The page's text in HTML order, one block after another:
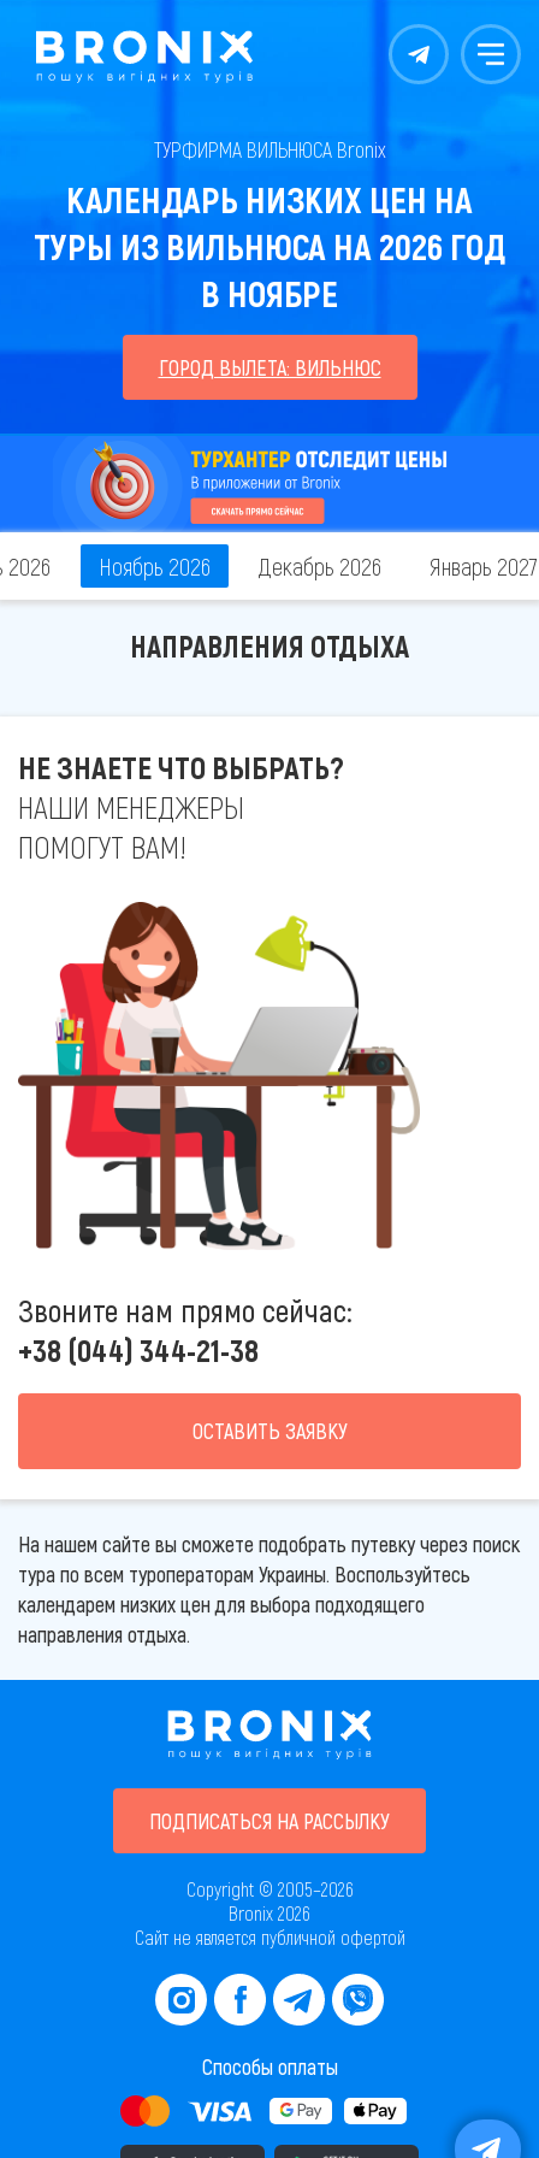
Контакты Меню
ТУРФИРМА ВИЛЬНЮСА Bronix
КАЛЕНДАРЬ НИЗКИХ ЦЕН НА
ТУРЫ ИЗ ВИЛЬНЮСА НА 2026 ГОД
В НОЯБРЕ
ГОРОД ВЫЛЕТА: ВИЛЬНЮС
2026 Ноябрь 2026 Декабрь 2026 Январь 2027
НАПРАВЛЕНИЯ ОТДЫХА
НЕ ЗНАЕТЕ ЧТО ВЫБРАТЬ?
НАШИ МЕНЕДЖЕРЫ
ПОМОГУТ ВАМ!
Звоните нам прямо сейчас:
+38 (044) 344-21-38
ОСТАВИТЬ ЗАЯВКУ
На нашем сайте вы сможете подобрать путевку через поиск
тура по всем туроператорам Украины. Воспользуйтесь
календарем низких цен для выбора подходящего
направления отдыха.
ПОДПИСАТЬСЯ НА РАССЫЛКУ
Copyright © 2005–2026
Bronix 2026
Сайт не является публичной офертой
Способы оплаты
Скачать приложение в AppStore Скачать приложение в PlayMarket